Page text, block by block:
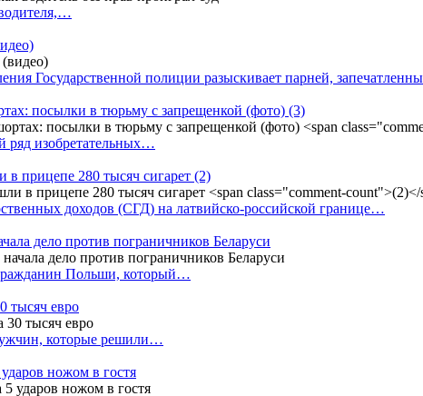
Государственной полиции разыскивает парней,
посылки в тюрьму с запрещенкой (фото) (3)
ряд изобретательных…
в прицепе 280 тысяч сигарет (2)
доходов (СГД) на латвийско-российской границе…
дело против пограничников Беларуси
Польши, который…
тысяч евро
которые решили…
ножом в гостя